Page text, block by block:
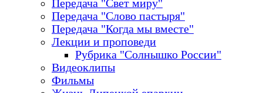
Передача "Свет миру"
Передача "Слово пастыря"
Передача "Когда мы вместе"
Лекции и проповеди
Рубрика "Солнышко России"
Видеоклипы
Фильмы